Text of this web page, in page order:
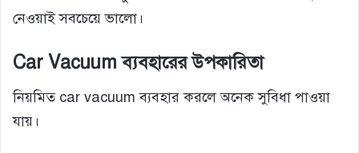
নেওয়াই সবচেয়ে ভালো।
Car Vacuum ব্যবহারের উপকারিতা
নিয়মিত car vacuum ব্যবহার করলে অনেক সুবিধা পাওয়া
যায়।